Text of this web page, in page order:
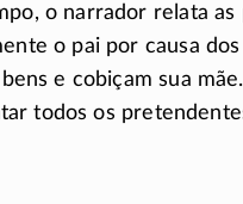
o narrador relata
o pai por causa
e cobiçam sua
todos os